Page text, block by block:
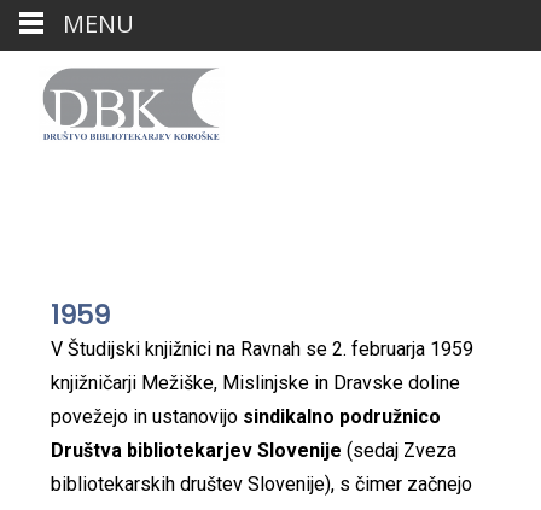
1959
V Študijski knjižnici na Ravnah se 2. februarja 1959
knjižničarji Mežiške, Mislinjske in Dravske doline
povežejo in ustanovijo sindikalno podružnico
Društva bibliotekarjev Slovenije (sedaj Zveza
bibliotekarskih društev Slovenije), s čimer začnejo
MENU